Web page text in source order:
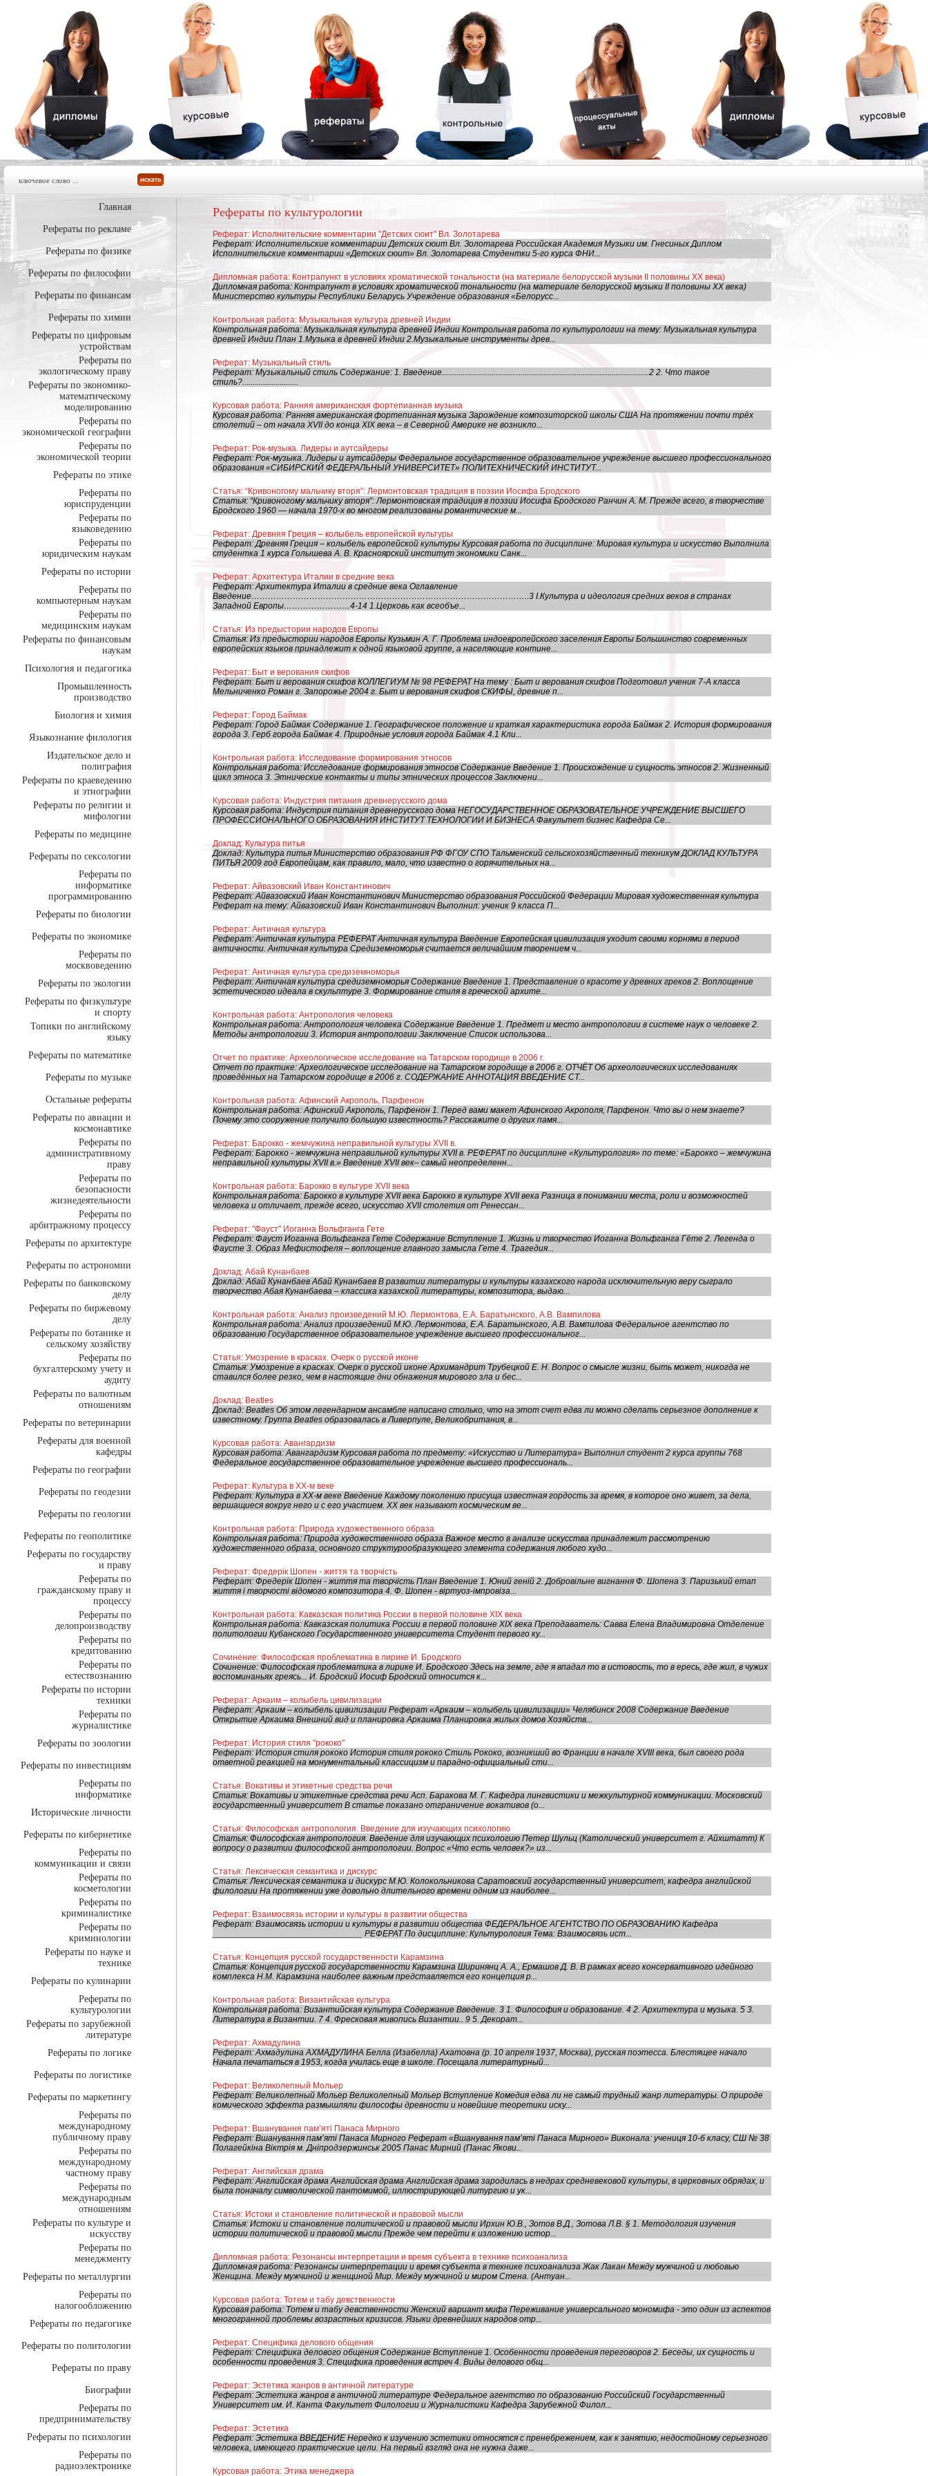
Главная
Рефераты по рекламе
Рефераты по физике
Рефераты по философии
Рефераты по финансам
Рефераты по химии
Рефераты по цифровым
устройствам
Рефераты по
экологическому праву
Рефераты по экономико-
математическому
моделированию
Рефераты по
экономической географии
Рефераты по
экономической теории
Рефераты по этике
Рефераты по
юриспруденции
Рефераты по
языковедению
Рефераты по
юридическим наукам
Рефераты по истории
Рефераты по
компьютерным наукам
Рефераты по
медицинским наукам
Рефераты по финансовым
наукам
Психология и педагогика
Промышленность
производство
Биология и химия
Языкознание филология
Издательское дело и
полиграфия
Рефераты по краеведению
и этнографии
Рефераты по религии и
мифологии
Рефераты по медицине
Рефераты по сексологии
Рефераты по
информатике
программированию
Рефераты по биологии
Рефераты по экономике
Рефераты по
москвоведению
Рефераты по экологии
Рефераты по физкультуре
и спорту
Топики по английскому
языку
Рефераты по математике
Рефераты по музыке
Остальные рефераты
Рефераты по авиации и
космонавтике
Рефераты по
административному
праву
Рефераты по
безопасности
жизнедеятельности
Рефераты по
арбитражному процессу
Рефераты по архитектуре
Рефераты по астрономии
Рефераты по банковскому
делу
Рефераты по биржевому
делу
Рефераты по ботанике и
сельскому хозяйству
Рефераты по
бухгалтерскому учету и
аудиту
Рефераты по валютным
отношениям
Рефераты по ветеринарии
Рефераты для военной
кафедры
Рефераты по географии
Рефераты по геодезии
Рефераты по геологии
Рефераты по геополитике
Рефераты по государству
и праву
Рефераты по
гражданскому праву и
процессу
Рефераты по
делопроизводству
Рефераты по
кредитованию
Рефераты по
естествознанию
Рефераты по истории
техники
Рефераты по
журналистике
Рефераты по зоологии
Рефераты по инвестициям
Рефераты по
информатике
Исторические личности
Рефераты по кибернетике
Рефераты по
коммуникации и связи
Рефераты по
косметологии
Рефераты по
криминалистике
Рефераты по
криминологии
Рефераты по науке и
технике
Рефераты по кулинарии
Рефераты по
культурологии
Рефераты по зарубежной
литературе
Рефераты по логике
Рефераты по логистике
Рефераты по маркетингу
Рефераты по
международному
публичному праву
Рефераты по
международному
частному праву
Рефераты по
международным
отношениям
Рефераты по культуре и
искусству
Рефераты по
менеджменту
Рефераты по металлургии
Рефераты по
налогообложению
Рефераты по педагогике
Рефераты по политологии
Рефераты по праву
Биографии
Рефераты по
предпринимательству
Рефераты по психологии
Рефераты по
радиоэлектронике
Рефераты по культурологии
Реферат: Исполнительские комментарии "Детских сюит" Вл. Золотарева
Реферат: Исполнительские комментарии Детских сюит Вл. Золотарева Российская Академия Музыки им. Гнесиных Диплом
Исполнительские комментарии «Детских сюит» Вл. Золотарева Студентки 5-го курса ФНИ...
Дипломная работа: Контрапункт в условиях хроматической тональности (на материале белорусской музыки ІІ половины ХХ века)
Дипломная работа: Контрапункт в условиях хроматической тональности (на материале белорусской музыки ІІ половины ХХ века)
Министерство культуры Республики Беларусь Учреждение образования «Белорусс...
Контрольная работа: Музыкальная культура древней Индии
Контрольная работа: Музыкальная культура древней Индии Контрольная работа по культурологии на тему: Музыкальная культура
древней Индии План 1.Музыка в древней Индии 2.Музыкальные инструменты древ...
Реферат: Музыкальный стиль
Реферат: Музыкальный стиль Содержание: 1. Введение....................................................................................................2 2. Что такое
стиль?...........................
Курсовая работа: Ранняя американская фортепианная музыка
Курсовая работа: Ранняя американская фортепианная музыка Зарождение композиторской школы США На протяжении почти трёх
столетий – от начала XVII до конца XIX века – в Северной Америке не возникло...
Реферат: Рок-музыка. Лидеры и аутсайдеры
Реферат: Рок-музыка. Лидеры и аутсайдеры Федеральное государственное образовательное учреждение высшего профессионального
образования «СИБИРСКИЙ ФЕДЕРАЛЬНЫЙ УНИВЕРСИТЕТ» ПОЛИТЕХНИЧЕСКИЙ ИНСТИТУТ...
Статья: “Кривоногому мальчику вторя”: Лермонтовская традиция в поэзии Иосифа Бродского
Статья: “Кривоногому мальчику вторя”: Лермонтовская традиция в поэзии Иосифа Бродского Ранчин А. М. Прежде всего, в творчестве
Бродского 1960 — начала 1970-х во многом реализованы романтические м...
Реферат: Древняя Греция – колыбель европейской культуры
Реферат: Древняя Греция – колыбель европейской культуры Курсовая работа по дисциплине: Мировая культура и искусство Выполнила
студентка 1 курса Голышева А. В. Красноярский институт экономики Санк...
Реферат: Архитектура Италии в средние века
Реферат: Архитектура Италии в средние века Оглавление
Введение………………………………………………………………………………………..3 I.Культура и идеология средних веков в странах
Западной Европы……………………4-14 1.Церковь как всеобъе...
Статья: Из предыстории народов Европы
Статья: Из предыстории народов Европы Кузьмин А. Г. Проблема индоевропейского заселения Европы Большинство современных
европейских языков принадлежит к одной языковой группе, а населяющие контине...
Реферат: Быт и верования скифов
Реферат: Быт и верования скифов КОЛЛЕГИУМ № 98 РЕФЕРАТ На тему : Быт и верования скифов Подготовил ученик 7-А класса
Мельниченко Роман г. Запорожье 2004 г. Быт и верования скифов СКИФЫ, древние п...
Реферат: Город Баймак
Реферат: Город Баймак Содержание 1. Географическое положение и краткая характеристика города Баймак 2. История формирования
города 3. Герб города Баймак 4. Природные условия города Баймак 4.1 Кли...
Контрольная работа: Исследование формирования этносов
Контрольная работа: Исследование формирования этносов Содержание Введение 1. Происхождение и сущность этносов 2. Жизненный
цикл этноса 3. Этнические контакты и типы этнических процессов Заключени...
Курсовая работа: Индустрия питания древнерусского дома
Курсовая работа: Индустрия питания древнерусского дома НЕГОСУДАРСТВЕННОЕ ОБРАЗОВАТЕЛЬНОЕ УЧРЕЖДЕНИЕ ВЫСШЕГО
ПРОФЕССИОНАЛЬНОГО ОБРАЗОВАНИЯ ИНСТИТУТ ТЕХНОЛОГИИ И БИЗНЕСА Факультет бизнес Кафедра Се...
Доклад: Культура питья
Доклад: Культура питья Министерство образования РФ ФГОУ СПО Тальменский сельскохозяйственный техникум ДОКЛАД КУЛЬТУРА
ПИТЬЯ 2009 год Европейцам, как правило, мало, что известно о горячительных на...
Реферат: Айвазовский Иван Константинович
Реферат: Айвазовский Иван Константинович Министерство образования Российской Федерации Мировая художественная культура
Реферат на тему: Айвазовский Иван Константинович Выполнил: ученик 9 класса П...
Реферат: Античная культура
Реферат: Античная культура РЕФЕРАТ Античная культура Введение Европейская цивилизация уходит своими корнями в период
античности. Античная культура Средиземноморья считается величайшим творением ч...
Реферат: Античная культура средиземноморья
Реферат: Античная культура средиземноморья Содержание Введение 1. Представление о красоте у древних греков 2. Воплощение
эстетического идеала в скульптуре 3. Формирование стиля в греческой архите...
Контрольная работа: Антропология человека
Контрольная работа: Антропология человека Содержание Введение 1. Предмет и место антропологии в системе наук о человеке 2.
Методы антропологии 3. История антропологии Заключение Список использова...
Отчет по практике: Археологическое исследование на Татарском городище в 2006 г.
Отчет по практике: Археологическое исследование на Татарском городище в 2006 г. ОТЧЁТ Об археологических исследованиях
проведённых на Татарском городище в 2006 г. СОДЕРЖАНИЕ АННОТАЦИЯ ВВЕДЕНИЕ СТ...
Контрольная работа: Афинский Акрополь, Парфенон
Контрольная работа: Афинский Акрополь, Парфенон 1. Перед вами макет Афинского Акрополя, Парфенон. Что вы о нем знаете?
Почему это сооружение получило большую известность? Расскажите о других памя...
Реферат: Барокко - жемчужина неправильной культуры XVII в.
Реферат: Барокко - жемчужина неправильной культуры XVII в. РЕФЕРАТ по дисциплине «Культурология» по теме: «Барокко – жемчужина
неправильной культуры XVII в.» Введение XVII век– самый неопределенн...
Контрольная работа: Барокко в культуре XVII века
Контрольная работа: Барокко в культуре XVII века Барокко в культуре XVII века Разница в понимании места, роли и возможностей
человека и отличает, прежде всего, искусство XVII столетия от Ренессан...
Реферат: "Фауст" Иоганна Вольфганга Гете
Реферат: Фауст Иоганна Вольфганга Гете Содержание Вступление 1. Жизнь и творчество Иоганна Вольфганга Гёте 2. Легенда о
Фаусте 3. Образ Мефистофеля – воплощение главного замысла Гете 4. Трагедия...
Доклад: Абай Кунанбаев
Доклад: Абай Кунанбаев Абай Кунанбаев В развитии литературы и культуры казахского народа исключительную веру сыграло
творчество Абая Кунанбаева – классика казахской литературы, композитора, выдаю...
Контрольная работа: Анализ произведений М.Ю. Лермонтова, Е.А. Баратынского, А.В. Вампилова
Контрольная работа: Анализ произведений М.Ю. Лермонтова, Е.А. Баратынского, А.В. Вампилова Федеральное агентство по
образованию Государственное образовательное учреждение высшего профессиональног...
Статья: Умозрение в красках. Очерк о русской иконе
Статья: Умозрение в красках. Очерк о русской иконе Архимандрит Трубецкой Е. Н. Вопрос о смысле жизни, быть может, никогда не
ставился более резко, чем в настоящие дни обнажения мирового зла и бес...
Доклад: Beatles
Доклад: Beatles Об этом легендарном ансамбле написано столько, что на этот счет едва ли можно сделать серьезное дополнение к
известному. Группа Beatles образовалась в Ливерпуле, Великобритания, в...
Курсовая работа: Авангардизм
Курсовая работа: Авангардизм Курсовая работа по предмету: «Искусство и Литература» Выполнил студент 2 курса группы 768
Федеральное государственное образовательное учреждение высшего профессиональ...
Реферат: Культура в ХХ-м веке
Реферат: Культура в ХХ-м веке Введение Каждому поколению присуща известная гордость за время, в которое оно живет, за дела,
вершащиеся вокруг него и с его участием. ХХ век называют космическим ве...
Контрольная работа: Природа художественного образа
Контрольная работа: Природа художественного образа Важное место в анализе искусства принадлежит рассмотрению
художественного образа, основного структурообразующего элемента содержания любого худо...
Реферат: Фредерік Шопен - життя та творчість
Реферат: Фредерік Шопен - життя та творчість План Введение 1. Юний геній 2. Добровільне вигнання Ф. Шопена 3. Паризький етап
життя і творчості відомого композитора 4. Ф. Шопен - віртуоз-імпровіза...
Контрольная работа: Кавказская политика России в первой половине XIX века
Контрольная работа: Кавказская политика России в первой половине XIX века Преподаватель: Савва Елена Владимировна Отделение
политологии Кубанского Государственного университета Студент первого ку...
Сочинение: Философская проблематика в лирике И. Бродского
Сочинение: Философская проблематика в лирике И. Бродского Здесь на земле, где я впадал то в истовость, то в ересь, где жил, в чужих
воспоминаньях греясь... И. Бродский Иосиф Бродский относится к...
Реферат: Аркаим – колыбель цивилизации
Реферат: Аркаим – колыбель цивилизации Реферат «Аркаим – колыбель цивилизации» Челябинск 2008 Содержание Введение
Открытие Аркаима Внешний вид и планировка Аркаима Планировка жилых домов Хозяйств...
Реферат: История стиля "рококо"
Реферат: История стиля рококо История стиля рококо Стиль Рококо, возникший во Франции в начале XVIII века, был своего рода
ответной реакцией на монументальный классицизм и парадно-официальный сти...
Статья: Вокативы и этикетные средства речи
Статья: Вокативы и этикетные средства речи Асп. Баракова М. Г. Кафедра лингвистики и межкультурной коммуникации. Московский
государственный университет В статье показано отграничение вокативов (о...
Статья: Философская антропология. Введение для изучающих психологию
Статья: Философская антропология. Введение для изучающих психологию Петер Шульц (Католический университет г. Айхштатт) К
вопросу о развитии философской антропологии. Вопрос «Что есть человек?» из...
Статья: Лексическая семантика и дискурс
Статья: Лексическая семантика и дискурс М.Ю. Колокольникова Саратовский государственный университет, кафедра английской
филологии На протяжении уже довольно длительного времени одним из наиболее...
Реферат: Взаимосвязь истории и культуры в развитии общества
Реферат: Взаимосвязь истории и культуры в развитии общества ФЕДЕРАЛЬНОЕ АГЕНТСТВО ПО ОБРАЗОВАНИЮ Кафедра
_______________________________ РЕФЕРАТ По дисциплине: Культурология Тема: Взаимосвязь ист...
Статья: Концепция русской государственности Карамзина
Статья: Концепция русской государственности Карамзина Ширинянц А. А., Ермашов Д. В. В рамках всего консервативного идейного
комплекса Н.М. Карамзина наиболее важным представляется его концепция р...
Контрольная работа: Византийская культура
Контрольная работа: Византийская культура Содержание Введение. 3 1. Философия и образование. 4 2. Архитектура и музыка. 5 3.
Литература в Византии. 7 4. Фресковая живопись Византии.. 9 5. Декорат...
Реферат: Ахмадулина
Реферат: Ахмадулина АХМАДУЛИНА Белла (Изабелла) Ахатовна (р. 10 апреля 1937, Москва), русская поэтесса. Блестящее начало
Начала печататься в 1953, когда училась еще в школе. Посещала литературный...
Реферат: Великолепный Мольер
Реферат: Великолепный Мольер Великолепный Мольер Вступление Комедия едва ли не самый трудный жанр литературы. О природе
комического эффекта размышляли философы древности и новейшие теоретики иску...
Реферат: Вшанування пам’яті Панаса Мирного
Реферат: Вшанування пам’яті Панаса Мирного Реферат «Вшанування пам’яті Панаса Мирного» Виконала: учениця 10-б класу, СШ № 38
Полагейкіна Віктрія м. Дніпродзержинськ 2005 Панас Мирний (Панас Якови...
Реферат: Английская драма
Реферат: Английская драма Английская драма Английская драма зародилась в недрах средневековой культуры, в церковных обрядах, и
была поначалу символической пантомимой, иллюстрирующей литургию и ук...
Статья: Истоки и становление политической и правовой мысли
Статья: Истоки и становление политической и правовой мысли Ирхин Ю.В., Зотов В.Д., Зотова Л.В. § 1. Методология изучения
истории политической и правовой мысли Прежде чем перейти к изложению истор...
Дипломная работа: Резонансы интерпретации и время субъекта в технике психоанализа
Дипломная работа: Резонансы интерпретации и время субъекта в технике психоанализа Жак Лакан Между мужчиной и любовью
Женщина. Между мужчиной и женщиной Мир. Между мужчиной и миром Стена. (Антуан...
Курсовая работа: Тотем и табу девственности
Курсовая работа: Тотем и табу девственности Женский вариант мифа Переживание универсального мономифа - это один из аспектов
многогранной проблемы возрастных кризисов. Языки древнейших народов отр...
Реферат: Специфика делового общения
Реферат: Специфика делового общения Содержание Вступление 1. Особенности проведения переговоров 2. Беседы, их сущность и
особенности проведения 3. Специфика проведения встреч 4. Виды делового общ...
Реферат: Эстетика жанров в античной литературе
Реферат: Эстетика жанров в античной литературе Федеральное агентство по образованию Российский Государственный
Университет им. И. Канта Факультет Филологии и Журналистики Кафедра Зарубежной Филол...
Реферат: Эстетика
Реферат: Эстетика ВВЕДЕНИЕ Нередко к изучению эстетики относятся с пренебрежением, как к занятию, недостойному серьезного
человека, имеющего практические цели. На первый взгляд она не нужна даже...
Курсовая работа: Этика менеджера